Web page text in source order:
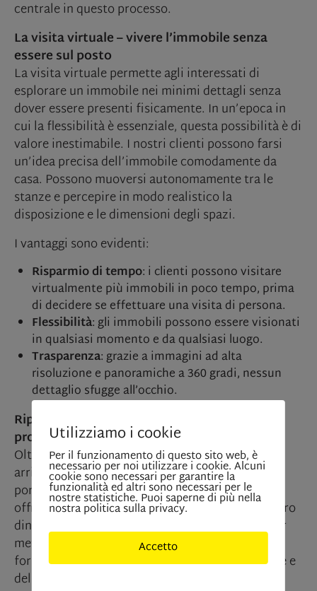
centrale in questo processo.
La visita virtuale – vivere l’immobile senza
essere sul posto
La visita virtuale permette agli interessati di
esplorare un immobile nei minimi dettagli senza
dover essere presenti fisicamente. In un’epoca in
cui la flessibilità è essenziale, questa possibilità è di
valore inestimabile. I nostri clienti possono farsi
un’idea precisa dell’immobile comodamente da
casa. Possono muoversi autonomamente tra le
stanze e percepire in modo realistico la
disposizione e le dimensioni degli spazi.
I vantaggi sono evidenti:
Risparmio di tempo: i clienti possono visitare
virtualmente più immobili in poco tempo, prima
di decidere se effettuare una visita di persona.
Flessibilità: gli immobili possono essere visionati
in qualsiasi momento e da qualsiasi luogo.
Trasparenza: grazie a immagini ad alta
risoluzione e panoramiche a 360 gradi, nessun
dettaglio sfugge all’occhio.
Riprese aeree – l’immobile da una nuova
prospettiva
Oltre alla visita virtuale, leriprese aeree
arricchiscono in modo straordinario il nostro
portfolio. Attraverso la fotografia con droni,
offriamo viste mozzafiato degli immobili e dei loro
dintorni. Questa proposta innovativa è ideale per
mettere in risalto caratteristiche particolari e
fornire una panoramica completa della posizione e
del contesto.
Utilizziamo i cookie
Per il funzionamento di questo sito web, è
necessario per noi utilizzare i cookie. Alcuni
cookie sono necessari per garantire la
funzionalità ed altri sono necessari per le
nostre statistiche. Puoi saperne di più nella
nostra politica sulla privacy.
Accetto